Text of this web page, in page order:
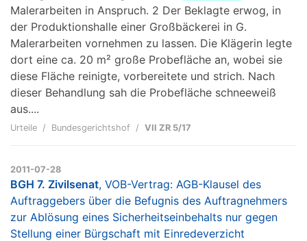
Malerarbeiten in Anspruch. 2 Der Beklagte erwog, in
der Produktionshalle einer Großbäckerei in G.
Malerarbeiten vornehmen zu lassen. Die Klägerin legte
dort eine ca. 20 m² große Probefläche an, wobei sie
diese Fläche reinigte, vorbereitete und strich. Nach
dieser Behandlung sah die Probefläche schneeweiß
aus....
Urteile Bundesgerichtshof VII ZR 5/17
2011-07-28
BGH 7. Zivilsenat, VOB-Vertrag: AGB-Klausel des
Auftraggebers über die Befugnis des Auftragnehmers
zur Ablösung eines Sicherheitseinbehalts nur gegen
Stellung einer Bürgschaft mit Einredeverzicht